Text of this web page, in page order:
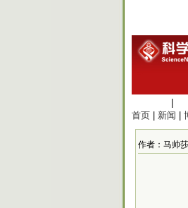
首页
新闻
作者：马帅